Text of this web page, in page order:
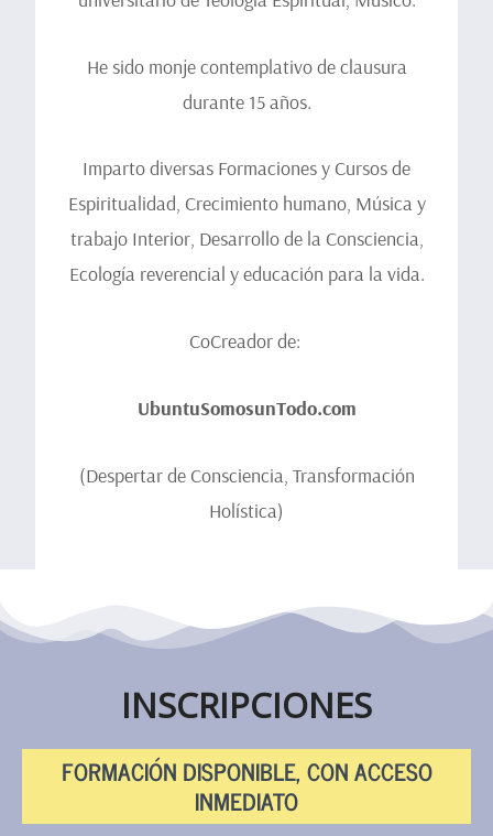
He sido monje contemplativo de clausura
durante 15 años.
Imparto diversas Formaciones y Cursos de
Espiritualidad, Crecimiento humano, Música y
trabajo Interior, Desarrollo de la Consciencia,
Ecología reverencial y educación para la vida.
CoCreador de:
UbuntuSomosunTodo.com
(Despertar de Consciencia, Transformación
Holística)
INSCRIPCIONES
FORMACIÓN DISPONIBLE, CON ACCESO
INMEDIATO